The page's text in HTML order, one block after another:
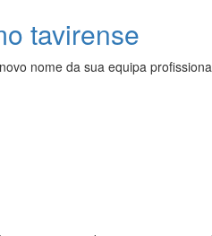
tavirense
nome da sua equipa